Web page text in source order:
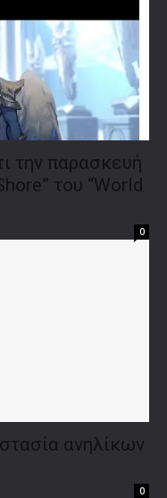
την παρασκευή
του “World
0
ανηλίκων
0